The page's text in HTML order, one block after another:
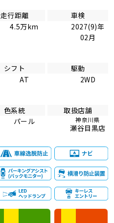
走行距離
4.5万km
車検
2027(9)年
02月
シフト
AT
駆動
2WD
色系統
パール
取扱店舗
神奈川県
瀬谷目黒店